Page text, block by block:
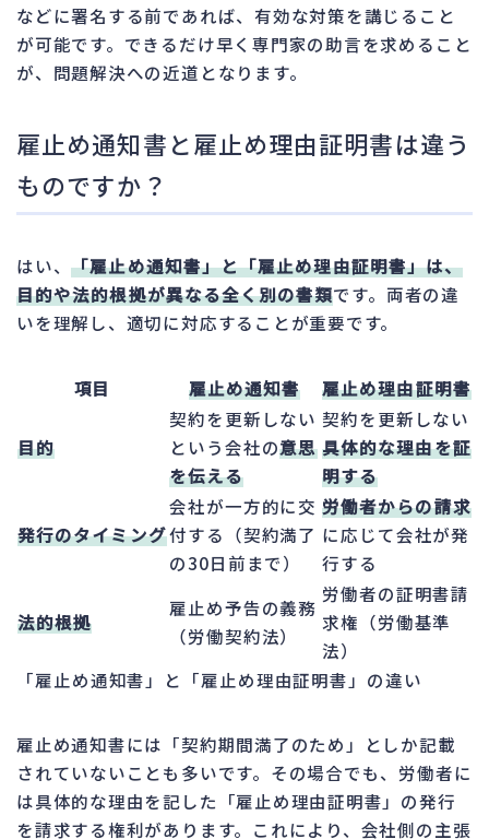
などに署名する前であれば、有効な対策を講じること
が可能です。できるだけ早く専門家の助言を求めること
が、問題解決への近道となります。
雇止め通知書と雇止め理由証明書は違う
ものですか？
はい、「雇止め通知書」と「雇止め理由証明書」は、
目的や法的根拠が異なる全く別の書類です。両者の違
いを理解し、適切に対応することが重要です。
項目 雇止め通知書 雇止め理由証明書
目的
契約を更新しない
という会社の意思
を伝える
契約を更新しない
具体的な理由を証
明する
発行のタイミング
会社が一方的に交
付する（契約満了
の30日前まで）
労働者からの請求
に応じて会社が発
行する
法的根拠
雇止め予告の義務
（労働契約法）
労働者の証明書請
求権（労働基準
法）
「雇止め通知書」と「雇止め理由証明書」の違い
雇止め通知書には「契約期間満了のため」としか記載
されていないことも多いです。その場合でも、労働者に
は具体的な理由を記した「雇止め理由証明書」の発行
を請求する権利があります。これにより、会社側の主張